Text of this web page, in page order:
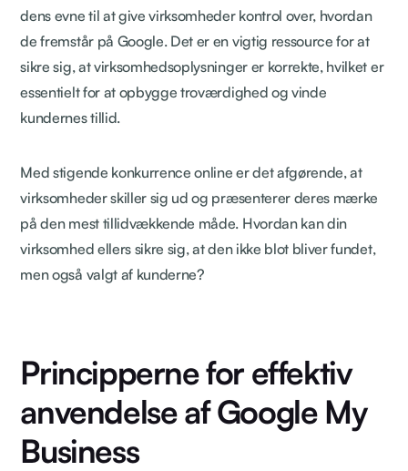
dens evne til at give virksomheder kontrol over, hvordan
de fremstår på Google. Det er en vigtig ressource for at
sikre sig, at virksomhedsoplysninger er korrekte, hvilket er
essentielt for at opbygge troværdighed og vinde
kundernes tillid.
Med stigende konkurrence online er det afgørende, at
virksomheder skiller sig ud og præsenterer deres mærke
på den mest tillidvækkende måde. Hvordan kan din
virksomhed ellers sikre sig, at den ikke blot bliver fundet,
men også valgt af kunderne?
Principperne for effektiv
anvendelse af Google My
Business